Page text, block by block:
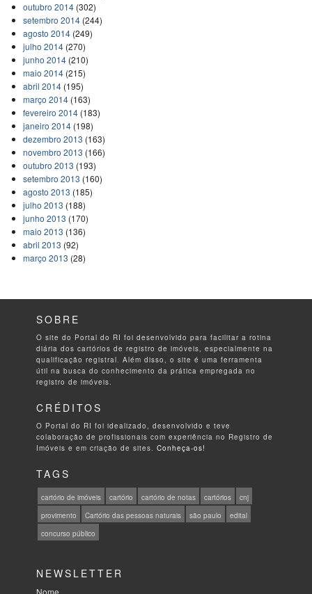
outubro 2014(302)
setembro 2014(244)
agosto 2014(249)
julho 2014(270)
junho 2014(210)
maio 2014(215)
abril 2014(195)
março 2014(163)
fevereiro 2014(183)
janeiro 2014(198)
dezembro 2013 (163)
novembro 2013 (166)
outubro 2013 (193)
setembro 2013 (160)
agosto 2013 (185)
julho 2013 (188)
junho 2013 (170)
maio 2013 (136)
abril 2013 (92)
março 2013 (28)
SOBRE
O site do Portal do RI foi desenvolvido para facilitar a rotina
diária dos cartórios de registro de imóveis, especialmente na
qualificação registral. Além disso, o site é uma ferramenta
útil na busca do conhecimento da prática empregada no
registro de imóveis.
CRÉDITOS
O Portal do RI foi idealizado, desenvolvido e teve
colaboração de profissionais com experiência no Registro de
Imóveis e em criação de sites.Conheça-os!
TAGS
cartório de imóveis cartório cartório de notas cartórios
cnj
provimento
Cartório das pessoas naturais são paulo
edital
concurso público
NEWSLETTER
Nome